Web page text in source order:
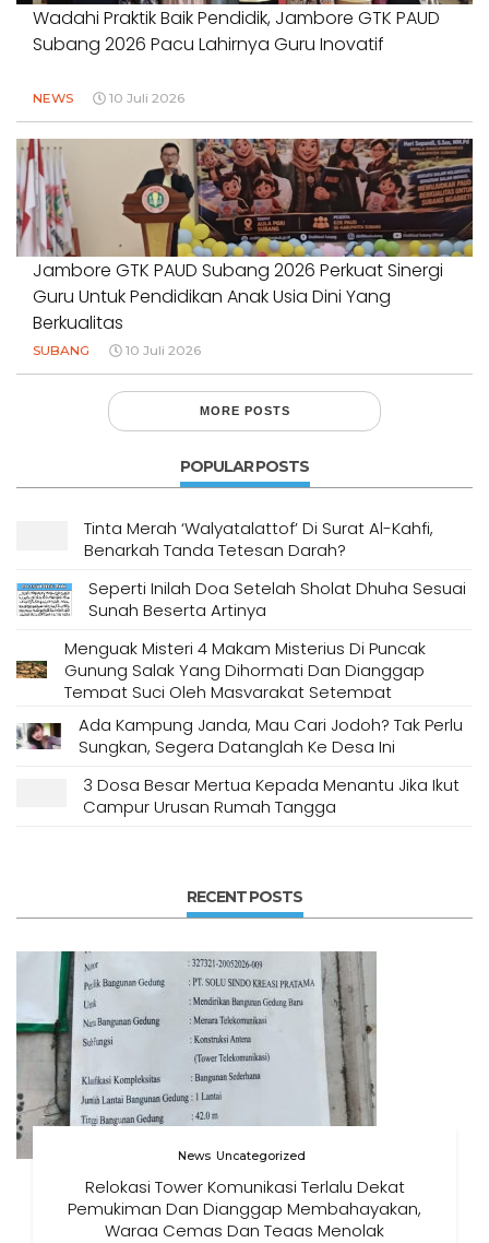
Wadahi Praktik Baik Pendidik, Jambore GTK PAUD
Subang 2026 Pacu Lahirnya Guru Inovatif
NEWS 10 Juli 2026
Jambore GTK PAUD Subang 2026 Perkuat Sinergi
Guru Untuk Pendidikan Anak Usia Dini Yang
Berkualitas
SUBANG 10 Juli 2026
MORE POSTS
POPULAR POSTS
Tinta Merah ‘Walyatalattof’ Di Surat Al-Kahfi,
Benarkah Tanda Tetesan Darah?
Seperti Inilah Doa Setelah Sholat Dhuha Sesuai
Sunah Beserta Artinya
Menguak Misteri 4 Makam Misterius Di Puncak
Gunung Salak Yang Dihormati Dan Dianggap
Tempat Suci Oleh Masyarakat Setempat
Ada Kampung Janda, Mau Cari Jodoh? Tak Perlu
Sungkan, Segera Datanglah Ke Desa Ini
3 Dosa Besar Mertua Kepada Menantu Jika Ikut
Campur Urusan Rumah Tangga
RECENT POSTS
News Uncategorized
Relokasi Tower Komunikasi Terlalu Dekat
Pemukiman Dan Dianggap Membahayakan,
Warga Cemas Dan Tegas Menolak